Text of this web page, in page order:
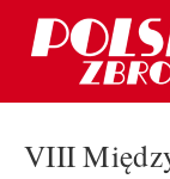
VIII